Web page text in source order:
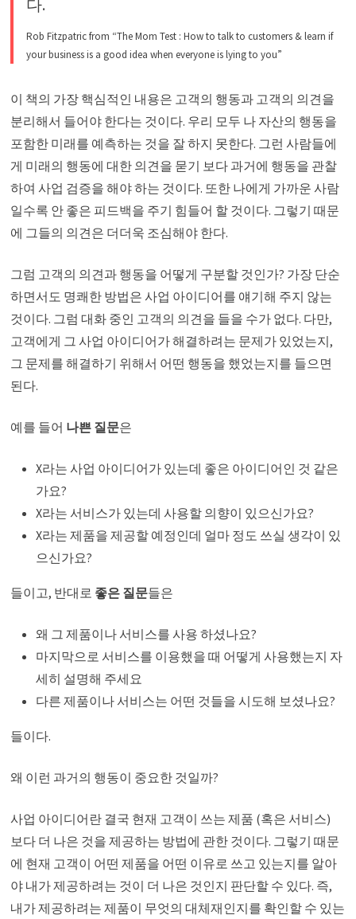
다.
Rob Fitzpatric from “The Mom Test : How to talk to customers & learn if
your business is a good idea when everyone is lying to you”
이 책의 가장 핵심적인 내용은 고객의 행동과 고객의 의견을
분리해서 들어야 한다는 것이다. 우리 모두 나 자산의 행동을
포함한 미래를 예측하는 것을 잘 하지 못한다. 그런 사람들에
게 미래의 행동에 대한 의견을 묻기 보다 과거에 행동을 관찰
하여 사업 검증을 해야 하는 것이다. 또한 나에게 가까운 사람
일수록 안 좋은 피드백을 주기 힘들어 할 것이다. 그렇기 때문
에 그들의 의견은 더더욱 조심해야 한다.
그럼 고객의 의견과 행동을 어떻게 구분할 것인가? 가장 단순
하면서도 명쾌한 방법은 사업 아이디어를 얘기해 주지 않는
것이다. 그럼 대화 중인 고객의 의견을 들을 수가 없다. 다만,
고객에게 그 사업 아이디어가 해결하려는 문제가 있었는지,
그 문제를 해결하기 위해서 어떤 행동을 했었는지를 들으면
된다.
예를 들어 나쁜 질문은
X라는 사업 아이디어가 있는데 좋은 아이디어인 것 같은
가요?
X라는 서비스가 있는데 사용할 의향이 있으신가요?
X라는 제품을 제공할 예정인데 얼마 정도 쓰실 생각이 있
으신가요?
들이고, 반대로 좋은 질문들은
왜 그 제품이나 서비스를 사용 하셨나요?
마지막으로 서비스를 이용했을 때 어떻게 사용했는지 자
세히 설명해 주세요
다른 제품이나 서비스는 어떤 것들을 시도해 보셨나요?
들이다.
왜 이런 과거의 행동이 중요한 것일까?
사업 아이디어란 결국 현재 고객이 쓰는 제품 (혹은 서비스)
보다 더 나은 것을 제공하는 방법에 관한 것이다. 그렇기 때문
에 현재 고객이 어떤 제품을 어떤 이유로 쓰고 있는지를 알아
야 내가 제공하려는 것이 더 나은 것인지 판단할 수 있다. 즉,
내가 제공하려는 제품이 무엇의 대체재인지를 확인할 수 있는